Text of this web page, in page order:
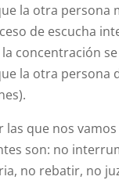
la otra persona
de escucha
concentración
la otra persona
las que nos
son: no
no rebatir, no